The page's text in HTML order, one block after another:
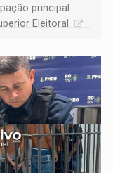
principal
Eleitoral